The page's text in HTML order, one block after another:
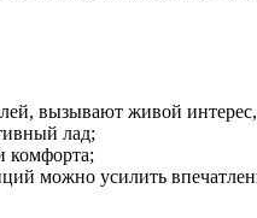
вызывают живой
лад;
комфорта;
можно усилить